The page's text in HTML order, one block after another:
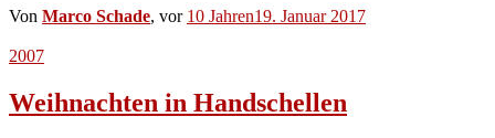
Von Marco Schade, vor 10 Jahren19. Januar 2017
2007
Weihnachten in Handschellen